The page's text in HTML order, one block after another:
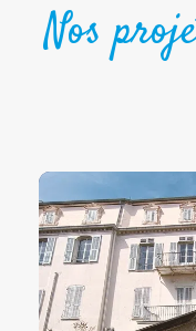
Nos